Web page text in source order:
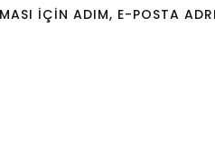
IÇIN ADIM, E-POSTA